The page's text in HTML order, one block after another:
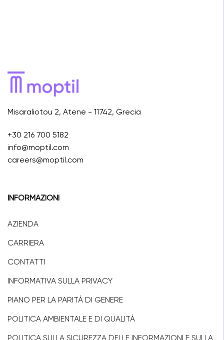
Misaraliotou 2, Atene - 11742, Grecia
+30 216 700 5182
info@moptil.com
careers@moptil.com
INFORMAZIONI
AZIENDA
CARRIERA
CONTATTI
INFORMATIVA SULLA PRIVACY
PIANO PER LA PARITÀ DI GENERE
POLITICA AMBIENTALE E DI QUALITÀ
POLITICA SULLA SICUREZZA DELLE INFORMAZIONI E SULLA